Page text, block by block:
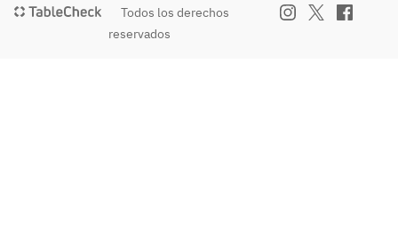
Todos los derechos
reservados